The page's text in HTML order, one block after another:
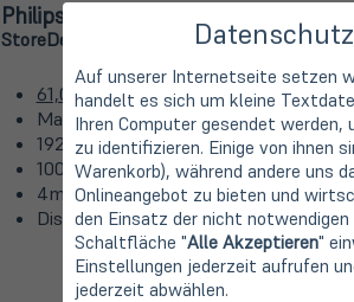
Philips 240B9
StoreDeal A88144
61,0 cm(24")
Mattiert (Anti-Glare-Type-Display)
1920 x 1200 Pixel (16:10)
1000:1
4ms
Displaymangel (Leichte Kratzer /
Auf unserer Internetseite setzen
handelt es sich um kleine
Ihren Computer gesendet werden,
zu identifizieren. Einige von ihnen
Warenkorb), während andere uns
Onlineangebot zu bieten und
den Einsatz der nicht
Schaltfläche "Alle Akzeptieren"
Einstellungen jederzeit aufrufen
jederzeit abwählen.